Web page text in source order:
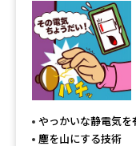
大学・短大以外の
専門学校の資料請求
留学・進学関連、塾・予
やっかいな静電気を
塵を山にする技術